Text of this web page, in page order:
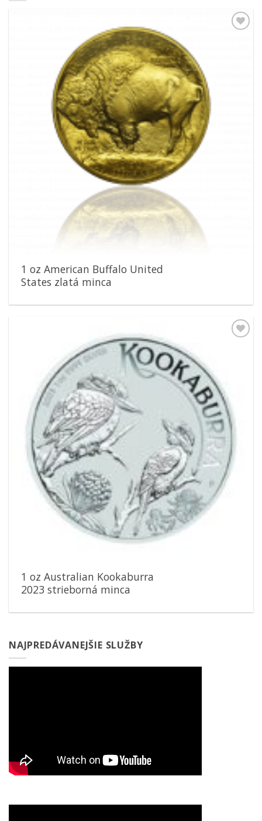
1 oz American Buffalo United
States zlatá minca
1 oz Australian Kookaburra
2023 strieborná minca
NAJPREDÁVANEJŠIE SLUŽBY